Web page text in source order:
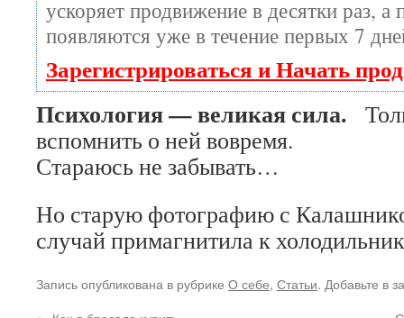
ускоряет продвижение в десятки раз, а
появляются уже в течение первых 7
Зарегистрироваться и Начать
Психология — великая сила.
вспомнить о ней вовремя.
Стараюсь не забывать…
Но старую фотографию с
случай примагнитила к
Запись опубликована в рубрике О себе, Статьи. Добавьте в